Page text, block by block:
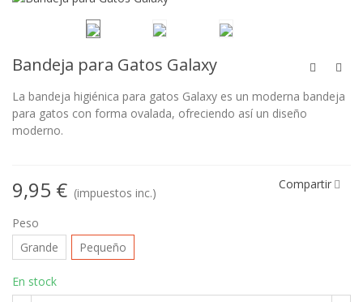
Bandeja para Gatos Galaxy
La bandeja higiénica para gatos Galaxy es un moderna bandeja
para gatos con forma ovalada, ofreciendo así un diseño
moderno.
9,95 € (impuestos inc.)
Compartir
Peso
Grande
Pequeño
En stock